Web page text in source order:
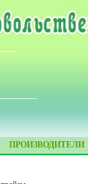
ПРОИЗВОДИТЕЛИ